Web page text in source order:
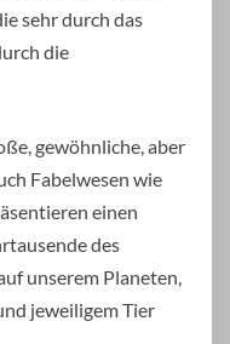
sehr durch das
die
gewöhnliche, aber
Fabelwesen wie
einen
des
unserem Planeten,
jeweiligem Tier